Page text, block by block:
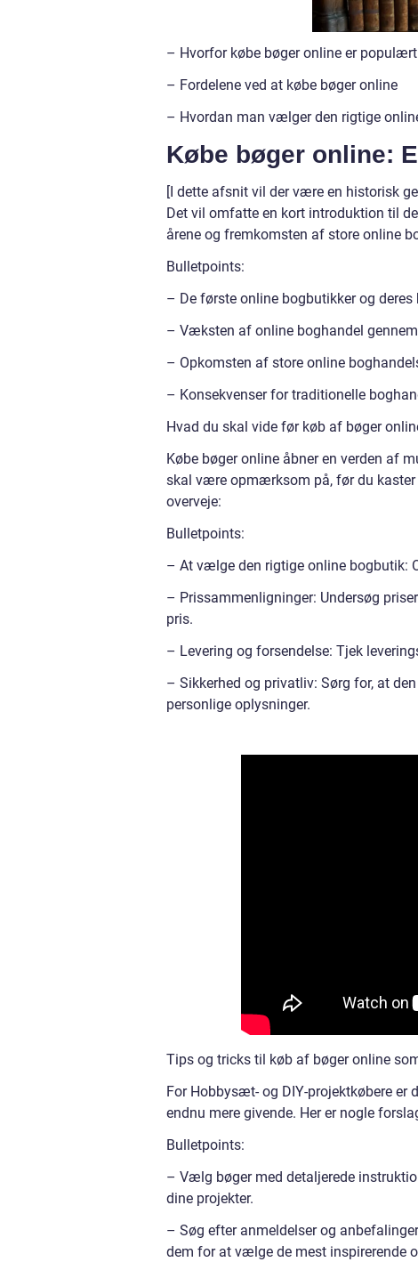
– Hvorfor købe bøger online er populært
– Fordelene ved at købe bøger online
– Hvordan man vælger den rigtige
Købe bøger online:
[I dette afsnit vil der være en historisk
Det vil omfatte en kort introduktion til
årene og fremkomsten af store online
Bulletpoints:
– De første online bogbutikker og deres
– Væksten af online boghandel
– Opkomsten af store online
– Konsekvenser for traditionelle
Hvad du skal vide før køb af bøger
Købe bøger online åbner en verden af
skal være opmærksom på, før du kaster
overveje:
Bulletpoints:
– At vælge den rigtige online bogbutik:
– Prissammenligninger: Undersøg
pris.
– Levering og forsendelse: Tjek
– Sikkerhed og privatliv: Sørg for, at
personlige oplysninger.
Tips og tricks til køb af bøger online
For Hobbysæt- og DIY-projektkøbere er
endnu mere givende. Her er nogle
Bulletpoints:
– Vælg bøger med detaljerede
dine projekter.
– Søg efter anmeldelser og
dem for at vælge de mest inspirerende